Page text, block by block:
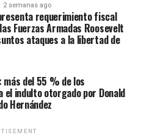
2 semanas ago
requerimiento fiscal
Fuerzas Armadas Roosevelt
ataques a la libertad de
más del 55 % de los
el indulto otorgado por Donald
Hernández